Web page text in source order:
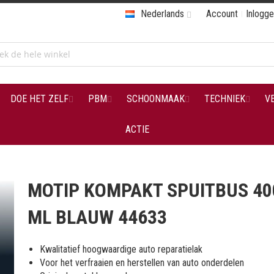
Account
Nederlands
DOE HET ZELF PBM SCHOONMAAK TECHNIEK
ACTIE
MOTIP KOMPAKT SPUITBUS
ML BLAUW 44633
Kwalitatief hoogwaardige auto reparatielak
Voor het verfraaien en herstellen van auto onderdelen